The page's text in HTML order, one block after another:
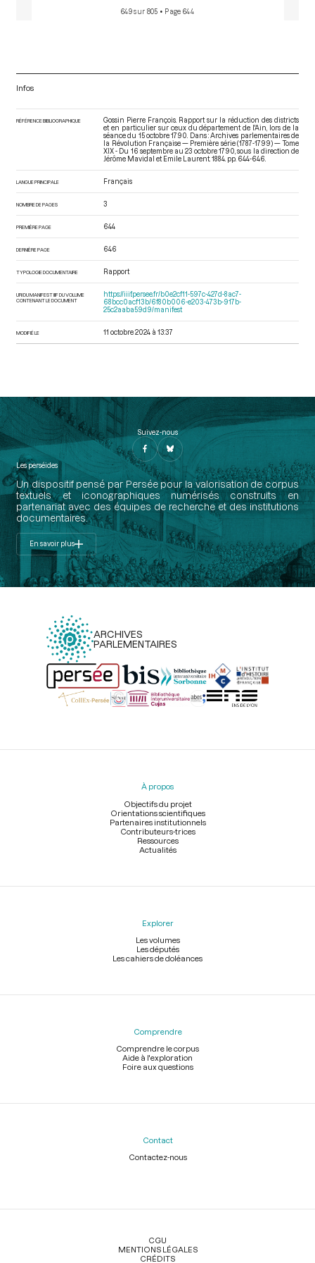
649 sur 805 • Page 644
Infos
RÉFÉRENCE BIBLIOGRAPHIQUE
Gossin Pierre François. Rapport sur la réduction des districts
et en particulier sur ceux du département de l'Ain, lors de la
séance du 15 octobre 1790. Dans : Archives parlementaires de
la Révolution Française — Première série (1787-1799) — Tome
XIX - Du 16 septembre au 23 octobre 1790 , sous la direction de
Jérôme Mavidal et Emile Laurent. 1884. pp. 644-646.
LANGUE PRINCIPALE Français
NOMBRE DE PAGES 3
PREMIÈRE PAGE 644
DERNIÈRE PAGE 646
TYPOLOGIE DOCUMENTAIRE Rapport
URI DU MANIFEST IIIF DU VOLUME
CONTENANT LE DOCUMENT
https://iiif.persee.fr/b0e2cf11-597c-427d-8ac7-
68bcc0acf13b/6f80b006-e203-473b-917b-
25c2aaba59d9/manifest
MODIFIÉ LE 11 octobre 2024 à 13:37
Suivez-nous
Les perséides
Un dispositif pensé par Persée pour la valorisation de corpus
textuels et iconographiques numérisés construits en
partenariat avec des équipes de recherche et des institutions
documentaires.
En savoir plus
ARCHIVES
PARLEMENTAIRES
Menu
À propos
Objectifs du projet
Orientations scientifiques
Partenaires institutionnels
Contributeurs-trices
Ressources
Actualités
Explorer
Les volumes
Les députés
Les cahiers de doléances
Comprendre
Comprendre le corpus
Aide à l'exploration
Foire aux questions
Contact
Contactez-nous
Légal
CGU
MENTIONS LÉGALES
CRÉDITS